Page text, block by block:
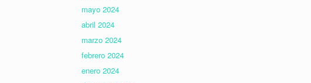
mayo 2024
abril 2024
marzo 2024
febrero 2024
enero 2024